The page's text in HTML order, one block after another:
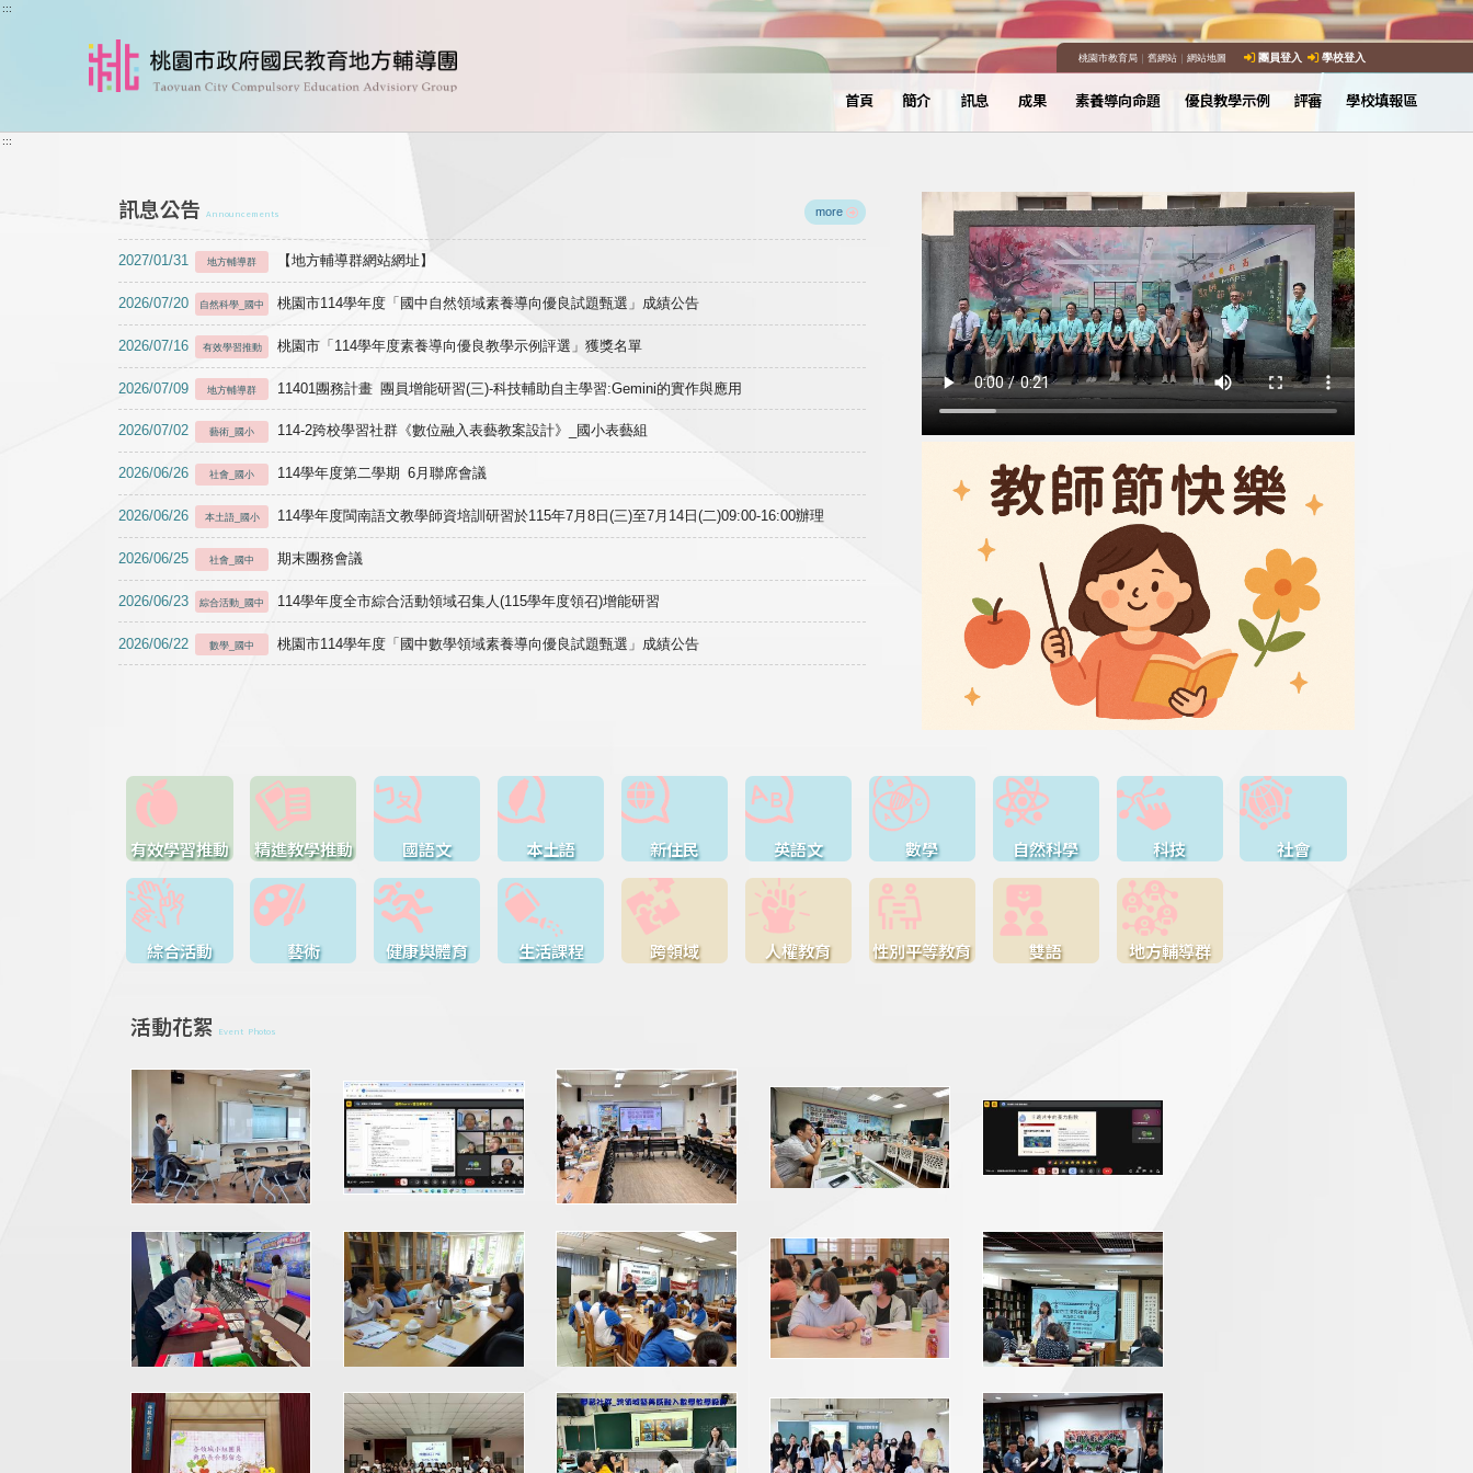
跳到主要內容
:::
桃園市教育局｜ 舊網站｜ 網站地圖 團員登入 學校登入
首頁 簡介 訊息 成果 素養導向命題 優良教學示例 評審 學校填報區
:::
訊息公告 Announcements more
2027/01/31 地方輔導群 【地方輔導群網站網址】
2026/07/20 自然科學_國中 桃園市114學年度「國中自然領域素養導向優良試題甄選」成績公告
2026/07/16 有效學習推動 桃園市「114學年度素養導向優良教學示例評選」獲獎名單
2026/07/09 地方輔導群 11401團務計畫 團員增能研習(三)-科技輔助自主學習:Gemini的實作與應用
2026/07/02 藝術_國小 114-2跨校學習社群《數位融入表藝教案設計》_國小表藝組
2026/06/26 社會_國小 114學年度第二學期 6月聯席會議
2026/06/26 本土語_國小 114學年度閩南語文教學師資培訓研習於115年7月8日(三)至7月14日(二)09:00-16:00辦理
2026/06/25 社會_國中 期末團務會議
2026/06/23 綜合活動_國中 114學年度全市綜合活動領域召集人(115學年度領召)增能研習
2026/06/22 數學_國中 桃園市114學年度「國中數學領域素養導向優良試題甄選」成績公告
有效學習推動 精進教學推動 國語文 本土語 新住民 英語文 數學 自然科學 科技 社會
綜合活動 藝術 健康與體育 生活課程 跨領域 人權教育 性別平等教育 雙語 地方輔導群
活動花絮 Event Photos